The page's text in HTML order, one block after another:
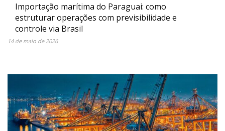
Importação marítima do Paraguai: como
estruturar operações com previsibilidade e
controle via Brasil
14 de maio de 2026